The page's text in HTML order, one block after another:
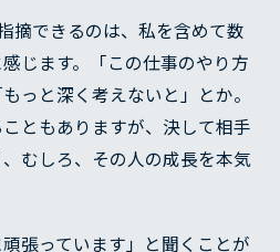
摘できるのは、私を含めて数
じます。「この仕事のやり方
っと深く考えないと」とか。
ともありますが、決して相手
むしろ、その人の成長を本気
張っています」と聞くことが